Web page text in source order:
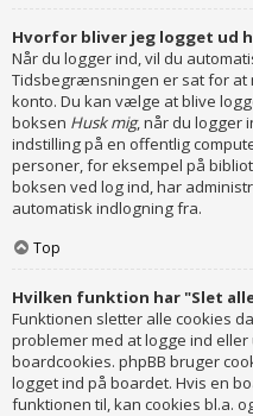
Hvorfor bliver jeg logget ud
Når du logger ind, vil du
Tidsbegrænsningen er sat for at
konto. Du kan vælge at blive
boksen Husk mig, når du logger
indstilling på en offentlig
personer, for eksempel på
boksen ved log ind, har
automatisk indlogning fra.
Top
Hvilken funktion har "Slet
Funktionen sletter alle cookies
problemer med at logge ind
boardcookies. phpBB bruger
logget ind på boardet. Hvis en
funktionen til, kan cookies bl.a.